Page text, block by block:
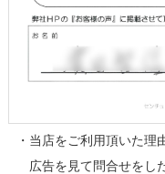
・当店をご利用頂いた理
広告を見て問合せをし